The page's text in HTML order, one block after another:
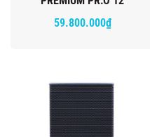
59.800.000₫